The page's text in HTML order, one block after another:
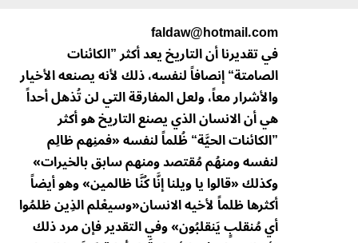
faldaw@hotmail.com
في تقديرنا أن التاريخ يعد أكثر ”الكائنات
الصامتة“ إنصافاً لنفسه، ذلك لأنه يصنعه الأخيار
والأشرار معاً، ولعل المفارقة التي لن تُذهل أحداً
هي أن الانسان الذي يصنع التاريخ هو أكثر
”الكائنات الحيَّة“ ظُلماً لنفسه «فمنِهم ظالِم
لنفسه ومنهُم مُقتصد ومنهم سابق بالخيرات»
وكذلك «قالوا يا ويلنا إنَّا كُنَّا ظالمين» وهو أيضاً
أكثرها ظلماً لأخيه الانسان«وسيعْلم الذِين ظلمُوا
أي مُنقلبٍ يَنقلبُون» وفي التقدير فإن مرد ذلك